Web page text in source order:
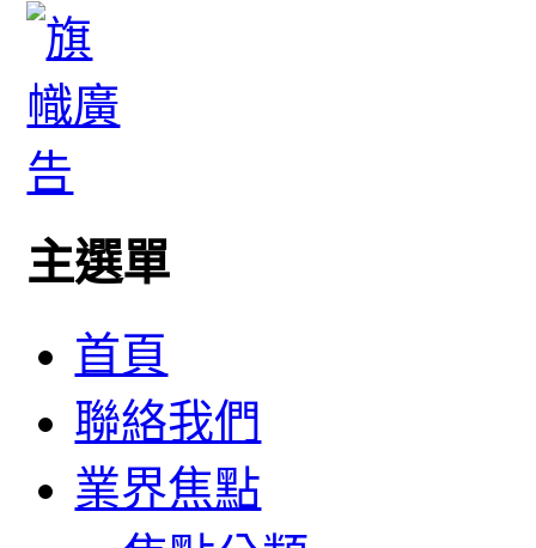
主選單
首頁
聯絡我們
業界焦點